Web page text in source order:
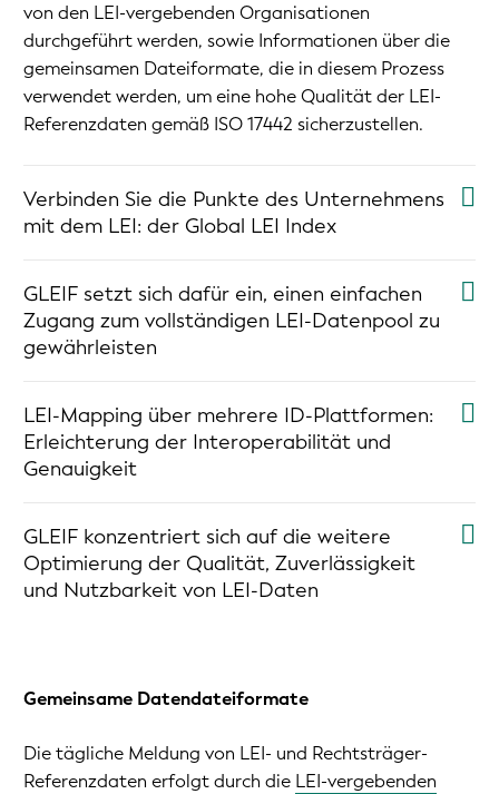
von den LEI-vergebenden Organisationen
durchgeführt werden, sowie Informationen über die
gemeinsamen Dateiformate, die in diesem Prozess
verwendet werden, um eine hohe Qualität der LEI-
Referenzdaten gemäß ISO 17442 sicherzustellen.
Verbinden Sie die Punkte des Unternehmens
mit dem LEI: der Global LEI Index
GLEIF setzt sich dafür ein, einen einfachen
Zugang zum vollständigen LEI-Datenpool zu
gewährleisten
LEI-Mapping über mehrere ID-Plattformen:
Erleichterung der Interoperabilität und
Genauigkeit
GLEIF konzentriert sich auf die weitere
Optimierung der Qualität, Zuverlässigkeit
und Nutzbarkeit von LEI-Daten
Gemeinsame Datendateiformate
Die tägliche Meldung von LEI- und Rechtsträger-
Referenzdaten erfolgt durch die LEI-vergebenden